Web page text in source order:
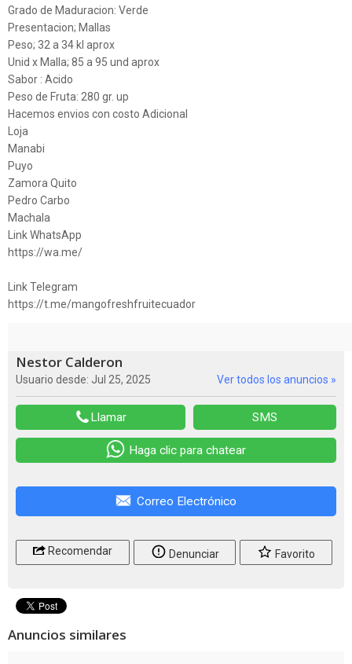
Grado de Maduracion: Verde
Presentacion; Mallas
Peso; 32 a 34 kl aprox
Unid x Malla; 85 a 95 und aprox
Sabor : Acido
Peso de Fruta: 280 gr. up
Hacemos envios con costo Adicional
Loja
Manabi
Puyo
Zamora Quito
Pedro Carbo
Machala
Link WhatsApp
https://wa.me/
Link Telegram
https://t.me/mangofreshfruitecuador
Nestor Calderon
Usuario desde: Jul 25, 2025 Ver todos los anuncios »
Llamar SMS
Haga clic para chatear
Correo Electrónico
Recomendar Denunciar Favorito
Anuncios similares